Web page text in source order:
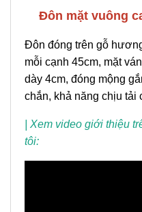
Đôn mặt vuông
Đôn đóng trên gỗ
mỗi cạnh 45cm, mặt
dày 4cm, đóng mộng
chắn, khả năng chịu tải
| Xem video giới thiệu
tôi: